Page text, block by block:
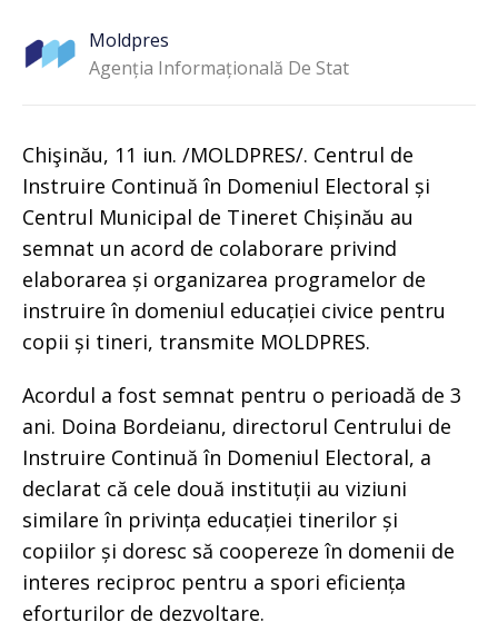
Moldpres
Agenția Informațională De Stat
Chişinău, 11 iun. /MOLDPRES/. Centrul de
Instruire Continuă în Domeniul Electoral și
Centrul Municipal de Tineret Chișinău au
semnat un acord de colaborare privind
elaborarea și organizarea programelor de
instruire în domeniul educației civice pentru
copii și tineri, transmite MOLDPRES.
Acordul a fost semnat pentru o perioadă de 3
ani. Doina Bordeianu, directorul Centrului de
Instruire Continuă în Domeniul Electoral, a
declarat că cele două instituții au viziuni
similare în privința educației tinerilor și
copiilor și doresc să coopereze în domenii de
interes reciproc pentru a spori eficiența
eforturilor de dezvoltare.